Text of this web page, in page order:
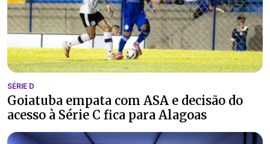
SÉRIE D
Goiatuba empata com ASA e decisão do
acesso à Série C fica para Alagoas